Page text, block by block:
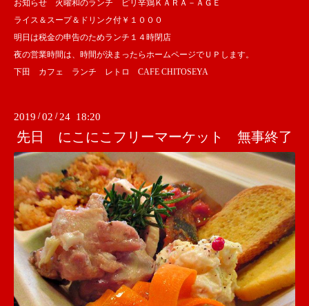
お知らせ 火曜和のランチ ピリ辛鶏ＫＡＲＡ－ＡＧＥ
ライス＆スープ＆ドリンク付￥１０００
明日は税金の申告のためランチ１４時閉店
夜の営業時間は、時間が決まったらホームページでＵＰします。
下田 カフェ ランチ レトロ CAFE CHITOSEYA
2019 /02 / 24 18:20
先日 にこにこフリーマーケット 無事終了